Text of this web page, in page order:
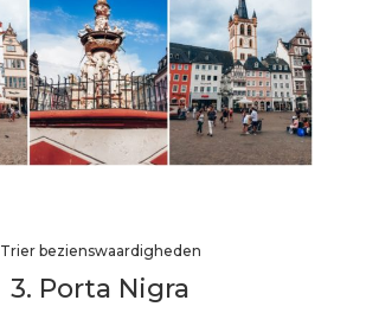
Trier bezienswaardigheden
3. Porta Nigra